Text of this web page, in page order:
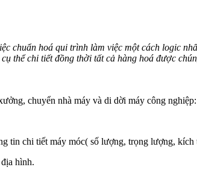
chuẩn hoá qui trình làm việc một cách logic
thể chi tiết đồng thời tất cả hàng hoá được
chuyển nhà máy và di dời máy công nghiệp:
chi tiết máy móc( số lượng, trọng lượng, kích
hình.